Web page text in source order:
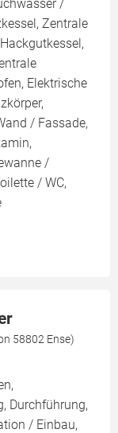
/
Zentrale
Elektrische
/ Fassade,
/
/ WC,
58802 Ense)
Durchführung,
/ Einbau,